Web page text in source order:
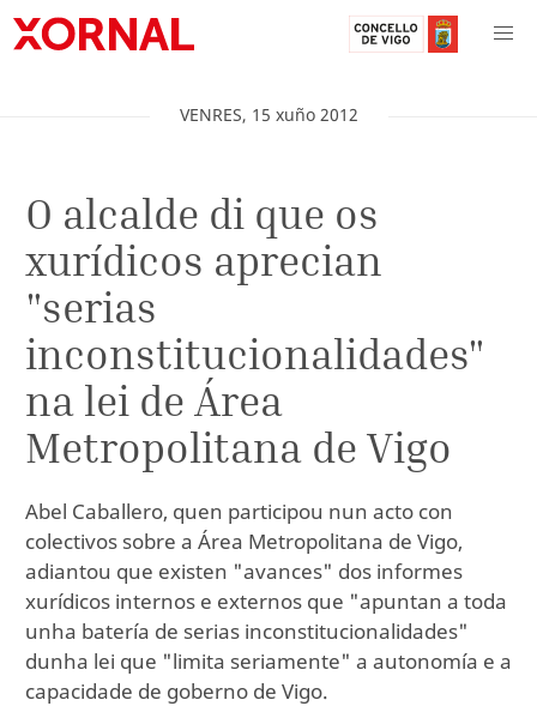
VENRES, 15 xuño 2012
O alcalde di que os
xurídicos aprecian
"serias
inconstitucionalidades"
na lei de Área
Metropolitana de Vigo
Abel Caballero, quen participou nun acto con
colectivos sobre a Área Metropolitana de Vigo,
adiantou que existen "avances" dos informes
xurídicos internos e externos que "apuntan a toda
unha batería de serias inconstitucionalidades"
dunha lei que "limita seriamente" a autonomía e a
capacidade de goberno de Vigo.